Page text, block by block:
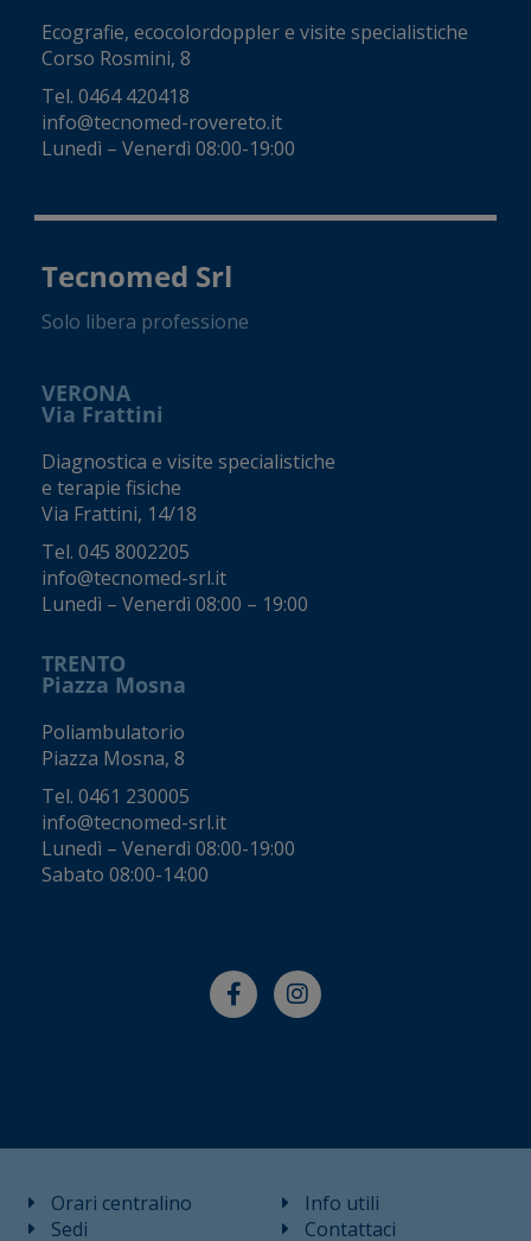
Ecografie, ecocolordoppler e visite specialistiche
Corso Rosmini, 8
Tel. 0464 420418
info@tecnomed-rovereto.it
Lunedì – Venerdì 08:00-19:00
Tecnomed Srl
Solo libera professione
VERONA
Via Frattini
Diagnostica e visite specialistiche
e terapie fisiche
Via Frattini, 14/18
Tel. 045 8002205
info@tecnomed-srl.it
Lunedì – Venerdì 08:00 – 19:00
TRENTO
Piazza Mosna
Poliambulatorio
Piazza Mosna, 8
Tel. 0461 230005
info@tecnomed-srl.it
Lunedì – Venerdì 08:00-19:00
Sabato 08:00-14:00
Orari centralino
Sedi
Info utili
Contattaci